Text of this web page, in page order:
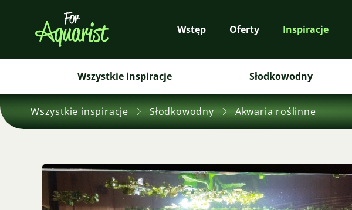
Wstęp Oferty Inspiracje
Wszystkie inspiracje Słodkowodny
Wszystkie inspiracje Słodkowodny Akwaria roślinne